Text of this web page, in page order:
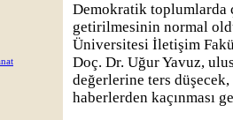
Demokratik
getirilmesinin normal
Üniversitesi İletişim
Doç. Dr. Uğur Yavuz,
değerlerine ters
haberlerden kaçınması